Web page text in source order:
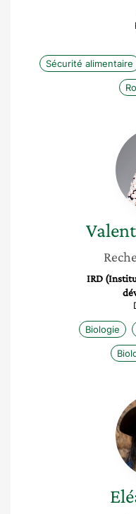
Sécurité alimentaire
IRD
Biologie